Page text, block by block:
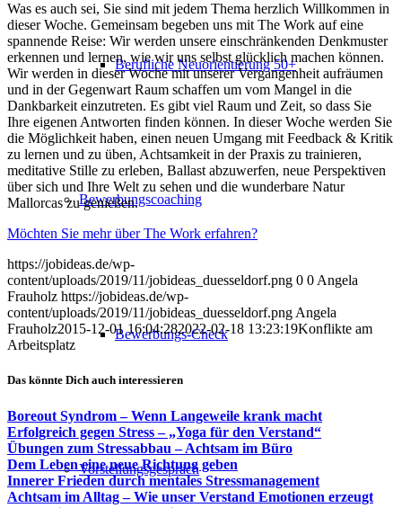
Berufliche Neuorientierung 50+
Bewerbungscoaching
Bewerbungs-Check
Vorstellungsgespräch
Was es auch sei, Sie sind mit jedem Thema herzlich Willkommen in
dieser Woche. Gemeinsam begeben uns mit The Work auf eine
spannende Reise: Wir werden unsere einschränkenden Denkmuster
erkennen und lernen, wie wir uns selbst glücklich machen können.
Wir werden in dieser Woche mit unserer Vergangenheit aufräumen
und in der Gegenwart Raum schaffen um vom Mangel in die
Dankbarkeit einzutreten. Es gibt viel Raum und Zeit, so dass Sie
Ihre eigenen Antworten finden können. In dieser Woche werden Sie
die Möglichkeit haben, einen neuen Umgang mit Feedback & Kritik
zu lernen und zu üben, Achtsamkeit in der Praxis zu trainieren,
meditative Stille zu erleben, Ballast abzuwerfen, neue Perspektiven
über sich und Ihre Welt zu sehen und die wunderbare Natur
Mallorcas zu genießen.
Möchten Sie mehr über The Work erfahren?
https://jobideas.de/wp-
content/uploads/2019/11/jobideas_duesseldorf.png 0 0 Angela
Frauholz https://jobideas.de/wp-
content/uploads/2019/11/jobideas_duesseldorf.png Angela
Frauholz2015-12-01 16:04:282022-02-18 13:23:19Konflikte am
Arbeitsplatz
Das könnte Dich auch interessieren
Boreout Syndrom – Wenn Langeweile krank macht
Erfolgreich gegen Stress – „Yoga für den Verstand“
Übungen zum Stressabbau – Achtsam im Büro
Dem Leben eine neue Richtung geben
Innerer Frieden durch mentales Stressmanagement
Achtsam im Alltag – Wie unser Verstand Emotionen erzeugt